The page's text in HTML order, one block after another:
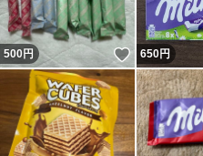
500円 いいね！
650円